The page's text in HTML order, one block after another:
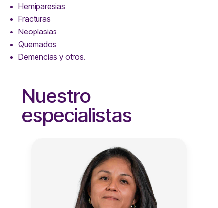
Hemiparesias
Fracturas
Neoplasias
Quemados
Demencias y otros.
Nuestro
especialistas